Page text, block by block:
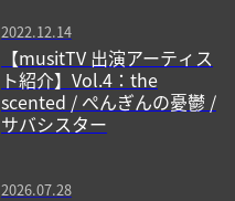
2022.12.14
【musitTV 出演アーティス
ト紹介】Vol.4：the
scented / ぺんぎんの憂鬱 /
サバシスター
2026.07.28